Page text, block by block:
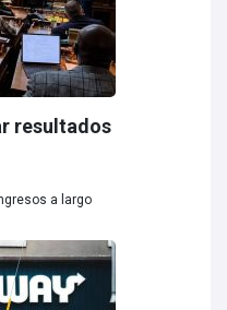
resultados
a largo